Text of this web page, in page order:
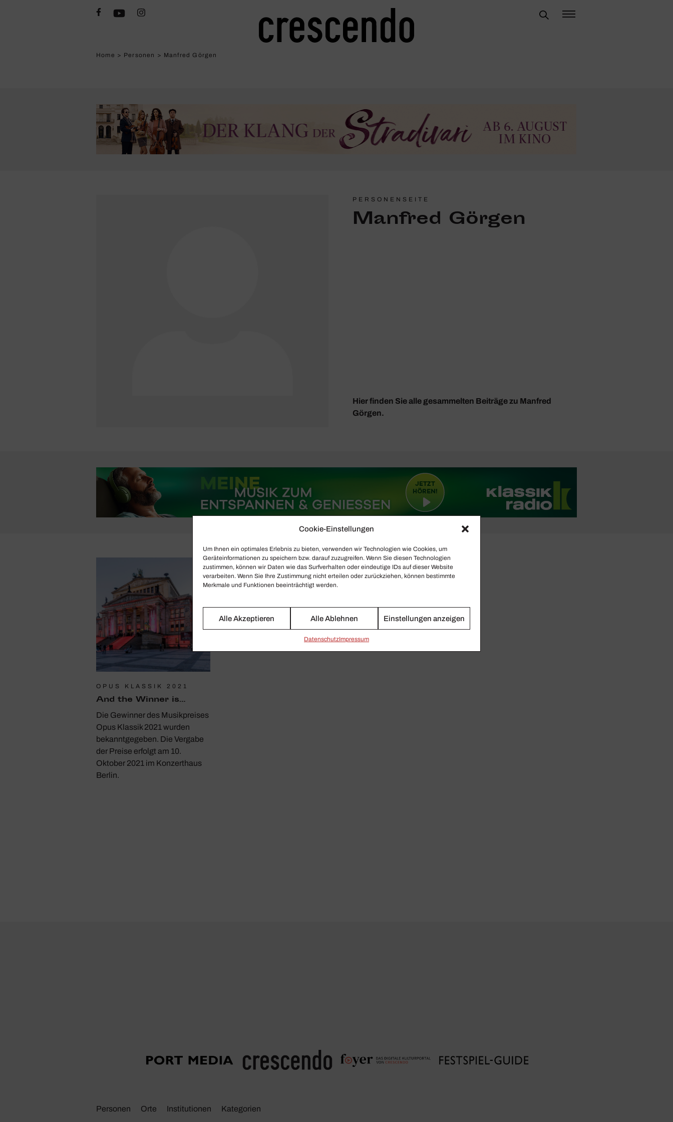
Cookie-Einstellungen
Um Ihnen ein optimales Erlebnis zu bieten, verwenden wir Technologien wie Cookies, um
Geräteinformationen zu speichern bzw. darauf zuzugreifen. Wenn Sie diesen Technologien
zustimmen, können wir Daten wie das Surfverhalten oder eindeutige IDs auf dieser Website
verarbeiten. Wenn Sie Ihre Zustimmung nicht erteilen oder zurückziehen, können bestimmte
Merkmale und Funktionen beeinträchtigt werden.
Alle Akzeptieren Alle Ablehnen Einstellungen anzeigen
Daten­schutzImpressum
Home > Personen > Manfred Görgen
PERSONENSEITE
Manfred Görgen
Hier finden Sie alle gesammelten Beiträge zu Manfred
Görgen.
OPUS KLASSIK 2021
And the Winner is…
Die Gewinner des Musikpreises
Opus Klassik 2021 wurden
bekanntgegeben. Die Vergabe
der Preise erfolgt am 10.
Oktober 2021 im Konzerthaus
Berlin.
Personen Orte Insti­tu­tionen Kate­go­rien